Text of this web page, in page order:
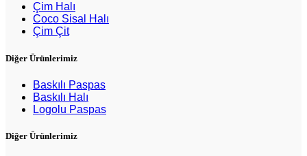
Çim Halı
Coco Sisal Halı
Çim Çit
Diğer Ürünlerimiz
Baskılı Paspas
Baskılı Halı
Logolu Paspas
Diğer Ürünlerimiz